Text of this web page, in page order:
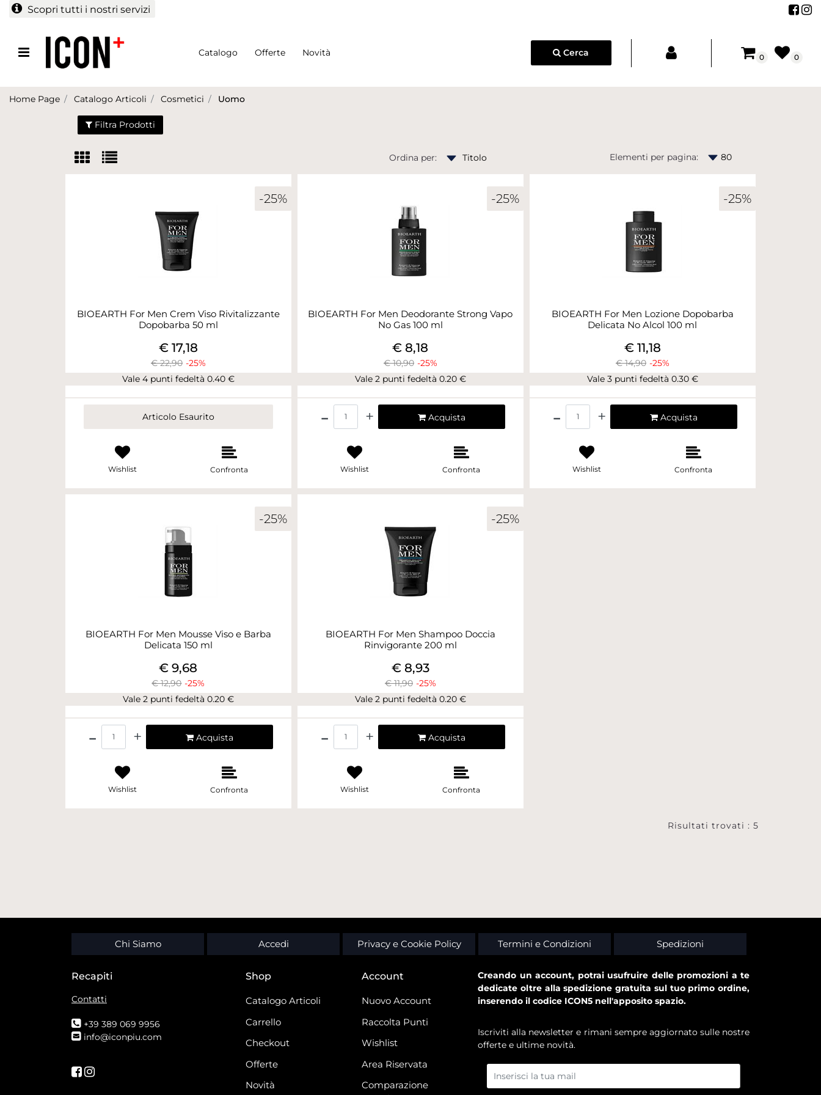
Scopri tutti i nostri servizi
Open menu Catalogo Offerte Novità Cerca 0 0
Home Page Catalogo Articoli Cosmetici Uomo
Filtra Prodotti
Ordina per: Elementi per pagina:
-25%
BIOEARTH For Men Crem Viso Rivitalizzante
Dopobarba 50 ml
€ 22,90 -25%
€ 17,18
Vale 4 punti fedeltà 0.40 €
Articolo Esaurito
Wishlist Confronta
-25%
BIOEARTH For Men Deodorante Strong Vapo
No Gas 100 ml
€ 10,90 -25%
€ 8,18
Vale 2 punti fedeltà 0.20 €
Acquista
Wishlist Confronta
-25%
BIOEARTH For Men Lozione Dopobarba
Delicata No Alcol 100 ml
€ 14,90 -25%
€ 11,18
Vale 3 punti fedeltà 0.30 €
Acquista
Wishlist Confronta
-25%
BIOEARTH For Men Mousse Viso e Barba
Delicata 150 ml
€ 12,90 -25%
€ 9,68
Vale 2 punti fedeltà 0.20 €
Acquista
Wishlist Confronta
-25%
BIOEARTH For Men Shampoo Doccia
Rinvigorante 200 ml
€ 11,90 -25%
€ 8,93
Vale 2 punti fedeltà 0.20 €
Acquista
Wishlist Confronta
Risultati trovati : 5
Chi Siamo Accedi Privacy e Cookie Policy Termini e Condizioni Spedizioni
Recapiti
Contatti
+39 389 069 9956
info@iconpiu.com
Seguici su Facebook
Seguici su Instagram
Shop
Catalogo Articoli
Carrello
Checkout
Offerte
Novità
Account
Nuovo Account
Raccolta Punti
Wishlist
Area Riservata
Comparazione
Creando un account, potrai usufruire delle promozioni a te
dedicate oltre alla spedizione gratuita sul tuo primo ordine,
inserendo il codice ICON5 nell'apposito spazio.
Iscriviti alla newsletter e rimani sempre aggiornato sulle nostre
offerte e ultime novità.